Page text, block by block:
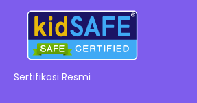
Sertifikasi Resmi